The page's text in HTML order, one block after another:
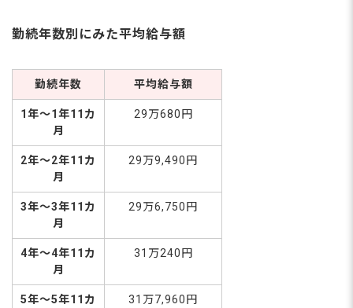
勤続年数別にみた平均給与額
勤続年数 平均給与額
1年～1年11カ
月
29万680円
2年～2年11カ
月
29万9,490円
3年～3年11カ
月
29万6,750円
4年～4年11カ
月
31万240円
5年～5年11カ
31万7,960円